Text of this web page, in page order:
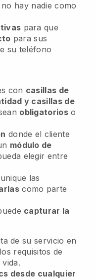
no hay nadie como
para que
para sus
su teléfono
con casillas de
y casillas de
obligatorios o
donde el cliente
módulo de
elegir entre
las
como parte
capturar la
de su servicio en
requisitos de
desde cualquier